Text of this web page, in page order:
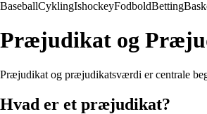
BaseballCyklingIshockeyFodboldBetting
Præjudikat og
Præjudikat og præjudikatsværdi er centrale
Hvad er et præjudikat?